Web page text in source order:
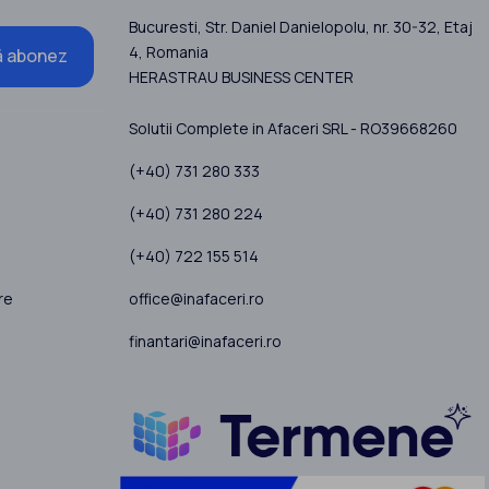
abonez
Bucuresti, Str. Daniel Danielopolu, nr. 30-32, Etaj
4, Romania
HERASTRAU BUSINESS CENTER
Solutii Complete in Afaceri SRL - RO39668260
(+40) 731 280 333
(+40) 731 280 224
(+40) 722 155 514
office@inafaceri.ro
finantari@inafaceri.ro